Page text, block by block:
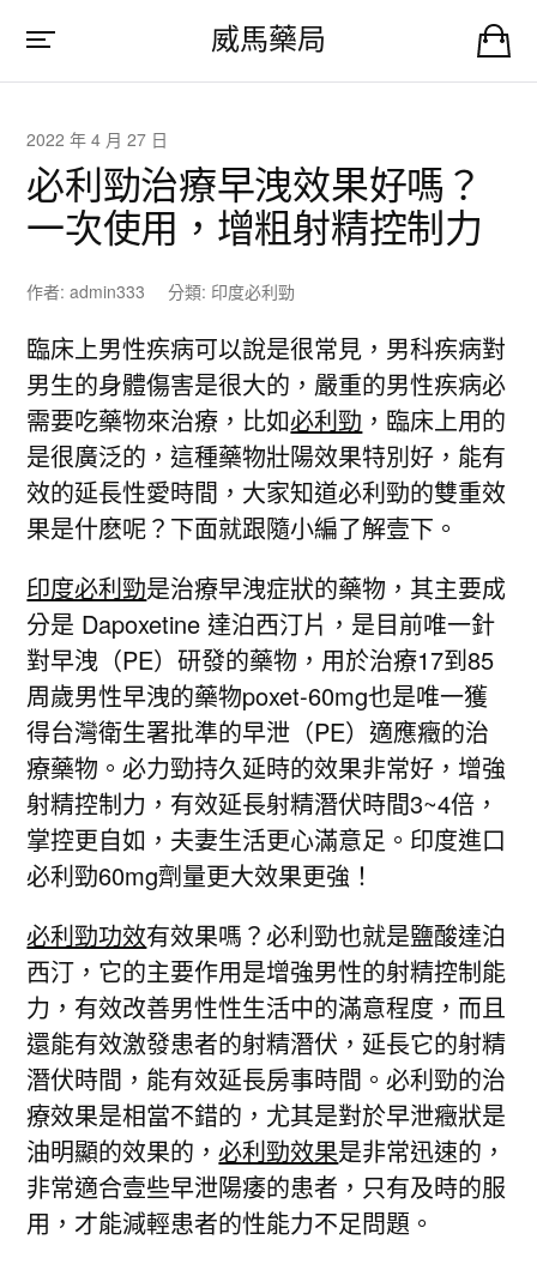
威馬藥局
2022 年 4 月 27 日
必利勁治療早洩效果好嗎？
一次使用，增粗射精控制力
作者:admin333 分類: 印度必利勁
臨床上男性疾病可以說是很常見，男科疾病對
男生的身體傷害是很大的，嚴重的男性疾病必
需要吃藥物來治療，比如必利勁 ，臨床上用的
是很廣泛的，這種藥物壯陽效果特別好，能有
效的延長性愛時間，大家知道必利勁的雙重效
果是什麽呢？下面就跟隨小編了解壹下。
印度必利勁是治療早洩症狀的藥物，其主要成
分是 Dapoxetine 達泊西汀片，是目前唯一針
對早洩（PE）研發的藥物，用於治療17到85
周歲男性早洩的藥物poxet-60mg也是唯一獲
得台灣衛生署批準的早泄（PE）適應癥的治
療藥物。必力勁持久延時的效果非常好，增強
射精控制力，有效延長射精潛伏時間3~4倍，
掌控更自如，夫妻生活更心滿意足。印度進口
必利勁60mg劑量更大效果更強！
必利勁功效有效果嗎？必利勁也就是鹽酸達泊
西汀，它的主要作用是增強男性的射精控制能
力，有效改善男性性生活中的滿意程度，而且
還能有效激發患者的射精潛伏，延長它的射精
潛伏時間，能有效延長房事時間。必利勁的治
療效果是相當不錯的，尤其是對於早泄癥狀是
油明顯的效果的，必利勁效果是非常迅速的，
非常適合壹些早泄陽痿的患者，只有及時的服
用，才能減輕患者的性能力不足問題。